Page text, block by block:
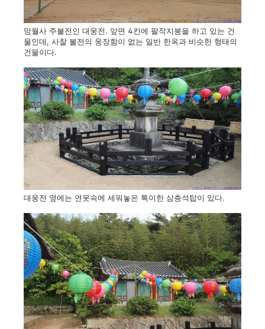
망월사 주불전인 대웅전. 앞면 4칸에 팔작지붕을 하고 있는 건
물인데, 사찰 불전의 웅장함이 없는 일반 한옥과 비슷한 형태의
건물이다.
대웅전 옆에는 연못속에 세워놓은 특이한 삼층석탑이 있다.